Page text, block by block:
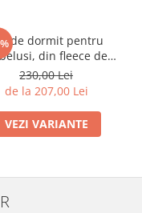
de dormit pentru
din fleece de
organic- Beige
Melange
230,00 Lei
de la 207,00 Lei
VEZI VARIANTE